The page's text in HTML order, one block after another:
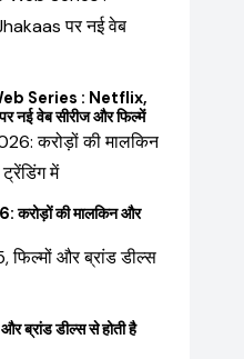
Series : Netflix,
वेब सीरीज और फिल्में
की मालकिन और
ब्रांड डील्स से होती है